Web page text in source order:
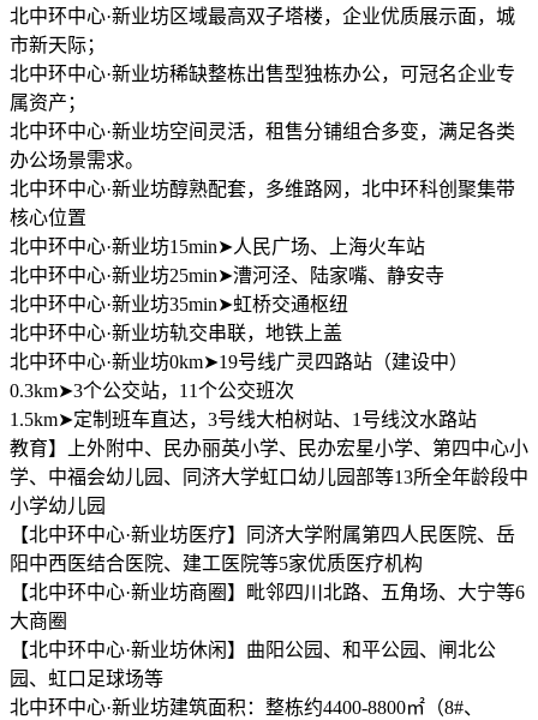
北中环中心·新业坊区域最高双子塔楼，企业优质展示面，城
市新天际；
北中环中心·新业坊稀缺整栋出售型独栋办公，可冠名企业专
属资产；
北中环中心·新业坊空间灵活，租售分铺组合多变，满足各类
办公场景需求。
北中环中心·新业坊醇熟配套，多维路网，北中环科创聚集带
核心位置
北中环中心·新业坊15min➤人民广场、上海火车站
北中环中心·新业坊25min➤漕河泾、陆家嘴、静安寺
北中环中心·新业坊35min➤虹桥交通枢纽
北中环中心·新业坊轨交串联，地铁上盖
北中环中心·新业坊0km➤19号线广灵四路站（建设中）
0.3km➤3个公交站，11个公交班次
1.5km➤定制班车直达，3号线大柏树站、1号线汶水路站
教育】上外附中、民办丽英小学、民办宏星小学、第四中心小
学、中福会幼儿园、同济大学虹口幼儿园部等13所全年龄段中
小学幼儿园
【北中环中心·新业坊医疗】同济大学附属第四人民医院、岳
阳中西医结合医院、建工医院等5家优质医疗机构
【北中环中心·新业坊商圈】毗邻四川北路、五角场、大宁等6
大商圈
【北中环中心·新业坊休闲】曲阳公园、和平公园、闸北公
园、虹口足球场等
北中环中心·新业坊建筑面积：整栋约4400-8800㎡（8#、